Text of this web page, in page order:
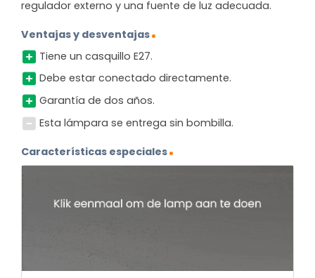
regulador externo y una fuente de luz adecuada.
Ventajas y desventajas
Tiene un casquillo E27.
Debe estar conectado directamente.
Garantía de dos años.
Esta lámpara se entrega sin bombilla.
Características especiales